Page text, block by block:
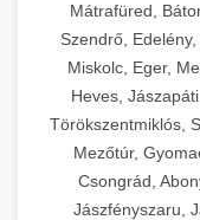
Mátrafüred,
Szendrő,
Miskolc, Eger,
Heves,
Törökszentmiklós,
Mezőtúr,
Csongrád,
Jászfényszaru,